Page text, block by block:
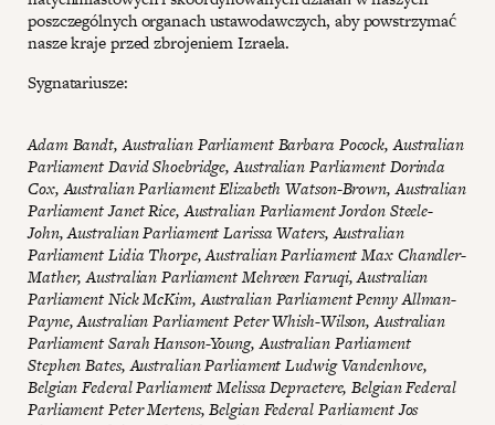
poszczególnych organach ustawodawczych, aby powstrzymać
nasze kraje przed zbrojeniem Izraela.
Sygnatariusze:
Adam Bandt, Australian Parliament Barbara Pocock, Australian
Parliament David Shoebridge, Australian Parliament Dorinda
Cox, Australian Parliament Elizabeth Watson-Brown, Australian
Parliament Janet Rice, Australian Parliament Jordon Steele-
John, Australian Parliament Larissa Waters, Australian
Parliament Lidia Thorpe, Australian Parliament Max Chandler-
Mather, Australian Parliament Mehreen Faruqi, Australian
Parliament Nick McKim, Australian Parliament Penny Allman-
Payne, Australian Parliament Peter Whish-Wilson, Australian
Parliament Sarah Hanson-Young, Australian Parliament
Stephen Bates, Australian Parliament Ludwig Vandenhove,
Belgian Federal Parliament Melissa Depraetere, Belgian Federal
Parliament Peter Mertens, Belgian Federal Parliament Jos